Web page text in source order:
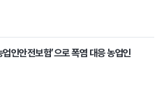
업인안전보험’으로 폭염 대응 농업인